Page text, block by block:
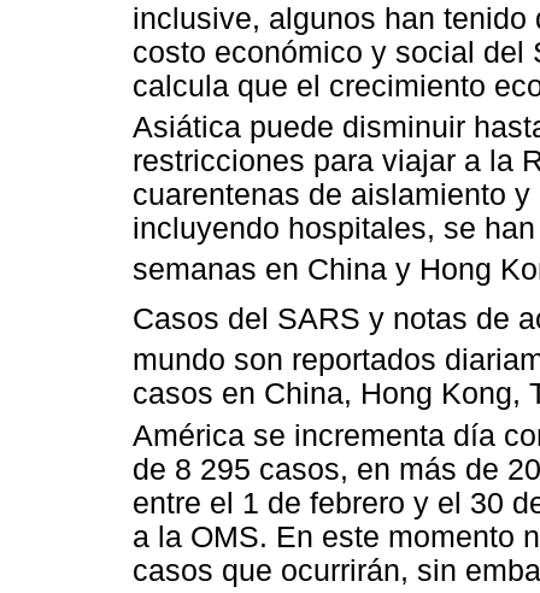
inclusive, algunos han
costo económico y social del
calcula que el crecimiento
Asiática puede disminuir
restricciones para viajar a la
cuarentenas de aislamiento
incluyendo hospitales, se
semanas en China y Hong
Casos del SARS y notas de
mundo son reportados
casos en China, Hong Kong,
América se incrementa día
de 8 295 casos, en más de
entre el 1 de febrero y el 30
a la OMS. En este momento
casos que ocurrirán, sin